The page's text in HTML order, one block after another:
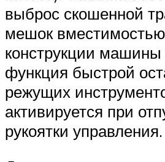
выброс скошенной
мешок
конструкции машины
функция быстрой
режущих
активируется при
рукоятки управления.